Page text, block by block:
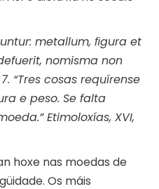
metallum, ﬁgura et
nomisma non
“Tres cosas requírense
e peso. Se falta
Etimoloxías, XVI,
hoxe nas moedas de
Os máis